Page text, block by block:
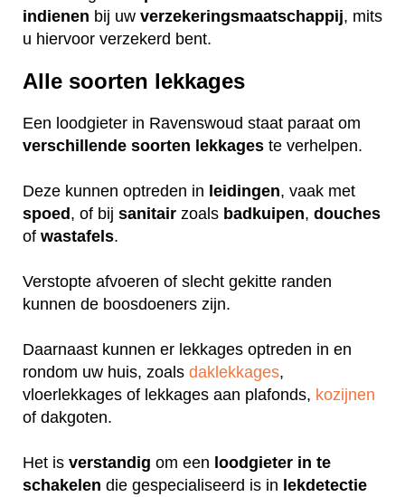
indienen bij uw verzekeringsmaatschappij, mits
u hiervoor verzekerd bent.
Alle soorten lekkages
Een loodgieter in Ravenswoud staat paraat om
verschillende soorten lekkages te verhelpen.
Deze kunnen optreden in leidingen, vaak met
spoed, of bij sanitair zoals badkuipen, douches
of wastafels.
Verstopte afvoeren of slecht gekitte randen
kunnen de boosdoeners zijn.
Daarnaast kunnen er lekkages optreden in en
rondom uw huis, zoals daklekkages,
vloerlekkages of lekkages aan plafonds, kozijnen
of dakgoten.
Het is verstandig om een loodgieter in te
schakelen die gespecialiseerd is in lekdetectie